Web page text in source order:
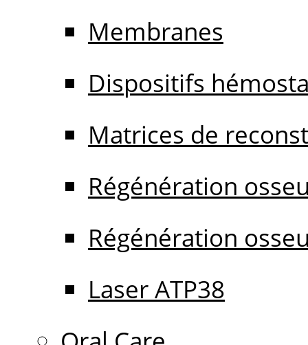
Membranes
Dispositifs
Matrices de
Régénération
Régénération
Laser ATP38